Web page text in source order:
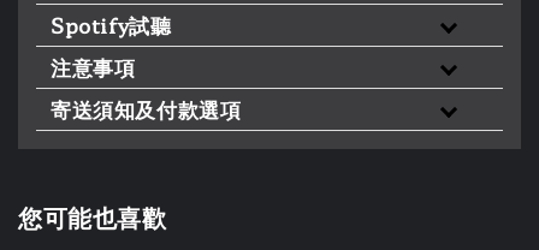
Spotify試聽
注意事項
寄送須知及付款選項
您可能也喜歡